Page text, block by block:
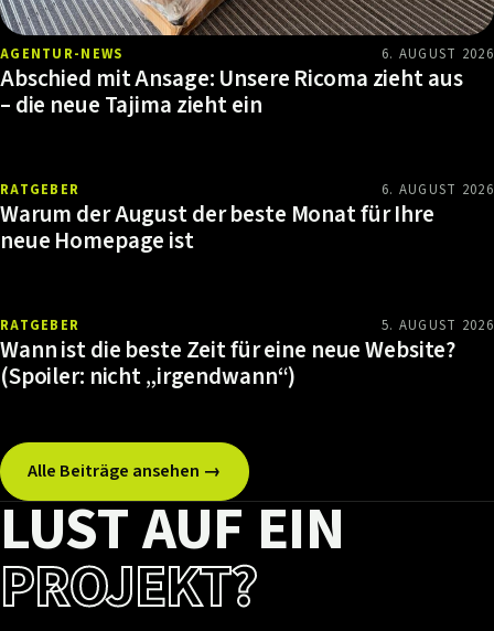
AGENTUR-NEWS 6. AUGUST 2026
Abschied mit Ansage: Unsere Ricoma zieht aus
– die neue Tajima zieht ein
RATGEBER 6. AUGUST 2026
Warum der August der beste Monat für Ihre
neue Homepage ist
RATGEBER 5. AUGUST 2026
Wann ist die beste Zeit für eine neue Website?
(Spoiler: nicht „irgendwann“)
Alle Beiträge ansehen →
LUST AUF EIN
PROJEKT?